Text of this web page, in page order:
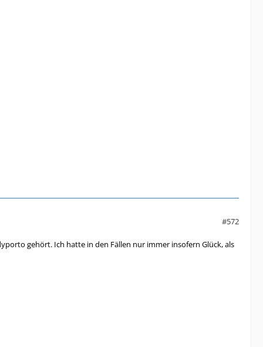
#572
gehört. Ich hatte in den Fällen nur immer insofern Glück, als